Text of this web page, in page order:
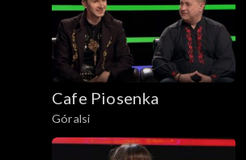
Cafe Piosenka
Góralsi